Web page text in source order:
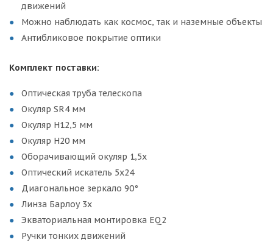
движений
Можно наблюдать как космос, так и наземные объекты
Антибликовое покрытие оптики
Комплект поставки:
Оптическая труба телескопа
Окуляр SR4 мм
Окуляр H12,5 мм
Окуляр H20 мм
Оборачивающий окуляр 1,5х
Оптический искатель 5х24
Диагональное зеркало 90°
Линза Барлоу 3х
Экваториальная монтировка EQ2
Ручки тонких движений